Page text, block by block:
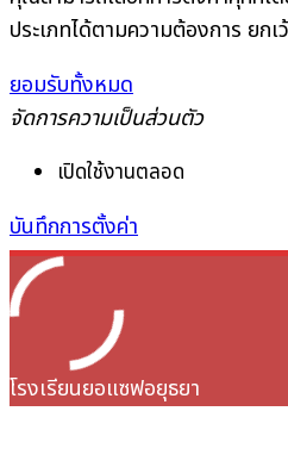
ประเภทได้ตามความต้องการ ยก
ยอมรับทั้งหมด
จัดการความเป็นส่วนตัว
เปิดใช้งานตลอด
บันทึกการตั้งค่า
โรงเรียนยอแซฟอยุธยา